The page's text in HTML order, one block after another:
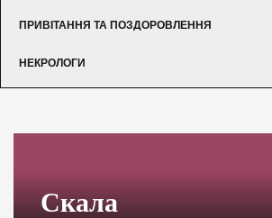
ПРИВІТАННЯ ТА ПОЗДОРОВЛЕННЯ
НЕКРОЛОГИ
Скала